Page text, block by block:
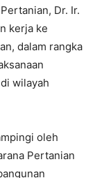
Dr. Ir.
kerja ke
dalam rangka
wilayah
oleh
Pertanian